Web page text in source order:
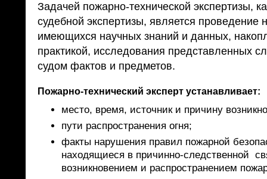
Задачей пожарно-технической экспертизы,
судебной экспертизы, является проведение
имеющихся научных знаний и данных,
практикой, исследования представленных
судом фактов и предметов.
Пожарно-технический эксперт устанавливает:
место, время, источник и причину
пути распространения огня;
факты нарушения правил пожарной
находящиеся в причинно-следственной
возникновением и распространением